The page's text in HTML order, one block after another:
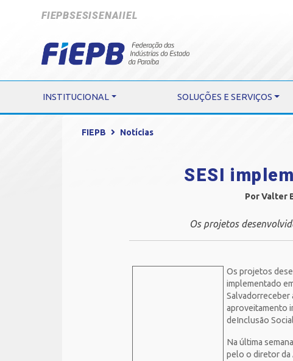
FIEPBSESISENAIIEL
INSTITUCIONAL SOLUÇÕES E SERVIÇOS
FIEPB Notícias
SESI
Por Valter
Os projetos
Os projetos
implementado
Salvadorreceber
aproveitamento
deInclusão
Na última
pelo o diretor da